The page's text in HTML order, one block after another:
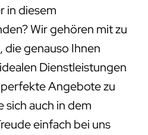
in diesem
Wir gehören mit zu
genauso Ihnen
Dienstleistungen
Angebote zu
sich auch in dem
einfach bei uns